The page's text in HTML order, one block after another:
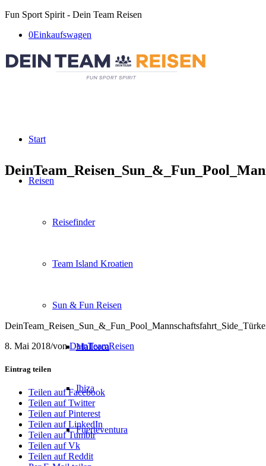
Fun Sport Spirit - Dein Team Reisen
0Einkaufswagen
Start
Reisen
Reisefinder
Team Island Kroatien
Sun & Fun Reisen
Mallorca
Ibiza
Fuerteventura
8. Mai 2018/vonDeinTeamReisen
Eintrag teilen
Teilen auf Facebook
Teilen auf Twitter
Teilen auf Pinterest
Teilen auf LinkedIn
Teilen auf Tumblr
Teilen auf Vk
Teilen auf Reddit